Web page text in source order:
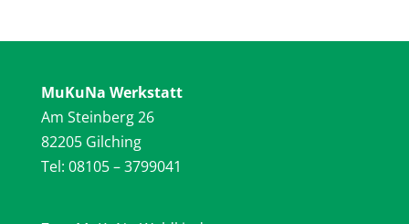
MuKuNa Werkstatt
Am Steinberg 26
82205 Gilching
Tel: 08105 – 3799041